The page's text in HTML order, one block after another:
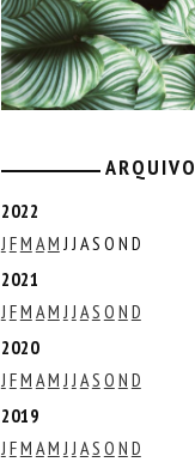
ARQUIVO
2022
J FM AM J J AS O N D
2021
J FM AM J J AS O N D
2020
J FM AM J J AS O N D
2019
J FM AM J J AS O N D